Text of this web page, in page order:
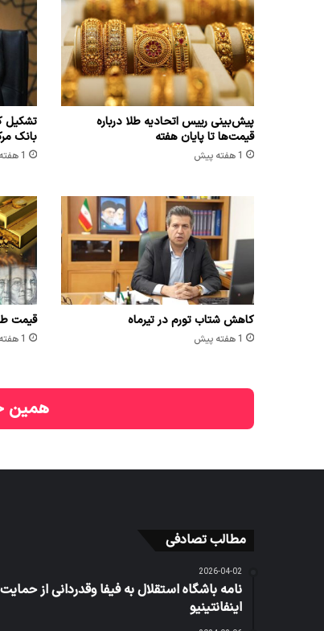
پیش‌بینی رییس اتحادیه طلا درباره
قیمت‌ها تا پایان هفته
1 هفته پیش
تشکیل
بانک
1 هفته پیش
کاهش شتاب تورم در تیرماه
1 هفته پیش
قیمت طلا،
1 هفته پیش
همین
مطالب تصادفی
2026-04-02
نامه باشگاه استقلال به فیفا وقدردانی از
اینفانتینیو